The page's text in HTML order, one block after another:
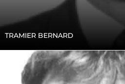
TRAMIER BERNARD